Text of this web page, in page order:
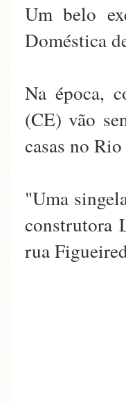
Um belo
Doméstica
Na época,
(CE) vão
casas no
"Uma
construtora
rua